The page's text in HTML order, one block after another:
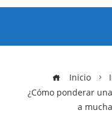
Inicio
¿Cómo ponderar
a